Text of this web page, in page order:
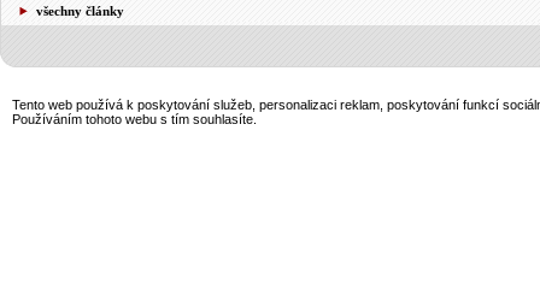
všechny články
Tento web používá k poskytování služeb, personalizaci reklam, poskytování funkcí
Používáním tohoto webu s tím souhlasíte.